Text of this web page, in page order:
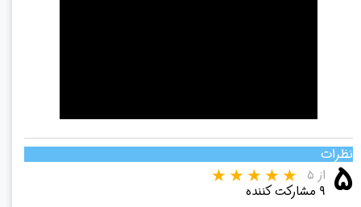
نظرات
۵ از ۵
۹ مشارکت کننده